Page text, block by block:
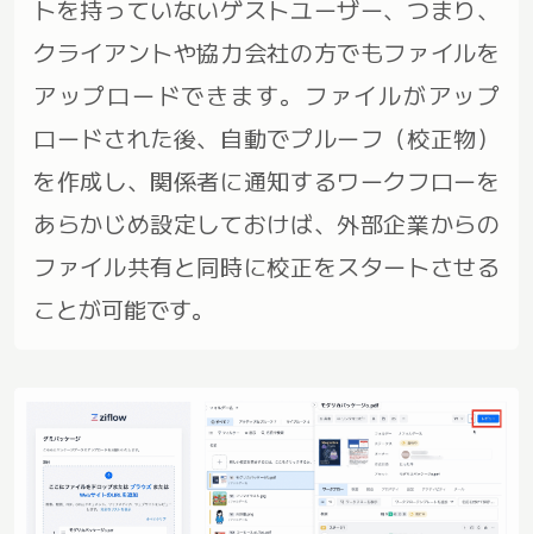
トを持っていないゲストユーザー、つまり、
クライアントや協力会社の方でもファイルを
アップロードできます。ファイルがアップ
ロードされた後、自動でプルーフ（校正物）
を作成し、関係者に通知するワークフローを
あらかじめ設定しておけば、外部企業からの
ファイル共有と同時に校正をスタートさせる
ことが可能です。